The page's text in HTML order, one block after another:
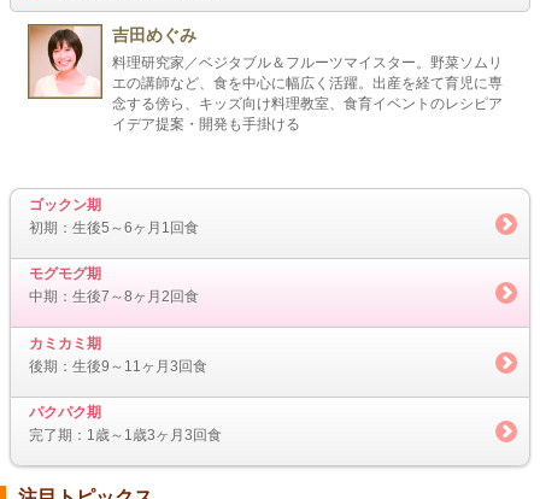
吉田めぐみ
料理研究家／ベジタブル＆フルーツマイスター。野菜ソムリ
エの講師など、食を中心に幅広く活躍。出産を経て育児に専
念する傍ら、キッズ向け料理教室、食育イベントのレシピア
イデア提案・開発も手掛ける
ゴックン期
初期：生後5～6ヶ月1回食
モグモグ期
中期：生後7～8ヶ月2回食
カミカミ期
後期：生後9～11ヶ月3回食
パクパク期
完了期：1歳～1歳3ヶ月3回食